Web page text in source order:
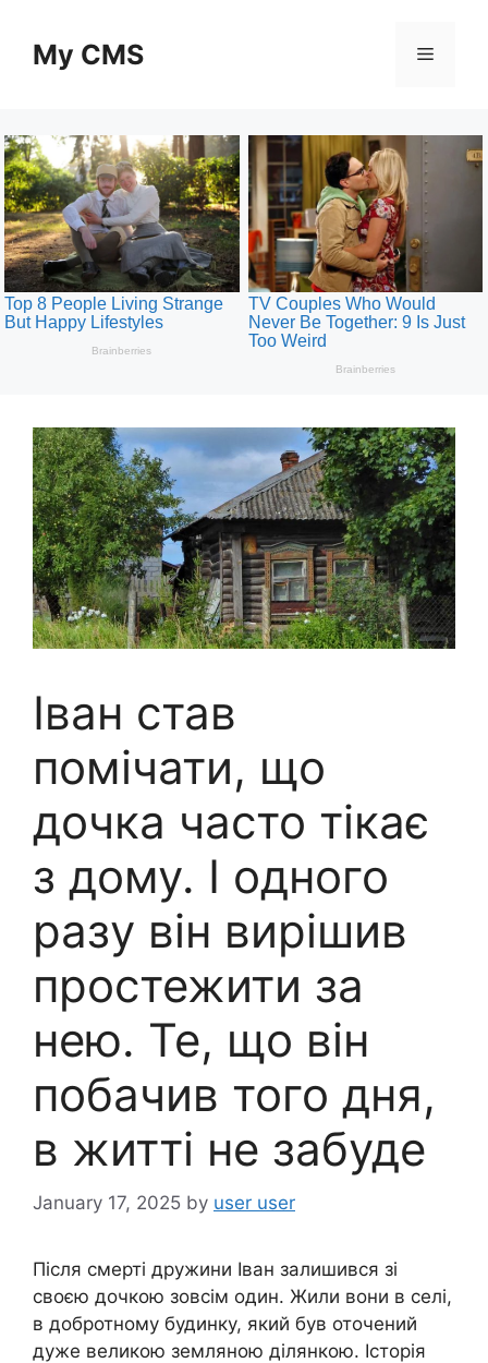
contentMy CMS Menu
Іван став
помічати, що
дочка часто тікає
з дому. І одного
разу він вирішив
простежити за
нею. Те, що він
побачив того дня,
в житті не забуде
January 17, 2025 by user user
Після смерті дружини Іван залишився зі
своєю дочкою зовсім один. Жили вони в селі,
в добротному будинку, який був оточений
дуже великою земляною ділянкою. Історія